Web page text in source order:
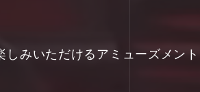
みいただけるアミューズメン